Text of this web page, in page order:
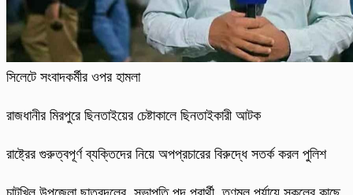
সিলেটে সংবাদকর্মীর ওপর হামলা
রাজধানীর মিরপুরে ছিনতাইয়ের চেষ্টাকালে ছিনতাইকারী আটক
রাষ্ট্রের গুরুত্বপূর্ণ ব্যক্তিদের নিয়ে অপপ্রচারের বিরুদ্ধে সতর্ক করল পুলিশ